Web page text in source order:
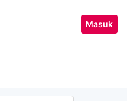
Masuk